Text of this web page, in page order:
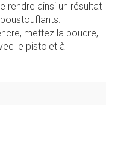
rendre ainsi un résultat
mettez la poudre,
le pistolet à